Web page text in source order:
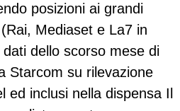
posizioni ai grandi
Mediaset e La7 in
dello scorso mese di
Starcom su rilevazione
ed inclusi nella dispensa Il